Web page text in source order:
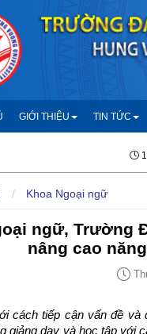
GIỚI THIỆU TIN TỨC
/ Khoa Ngoại ngữ
ngữ, Trường
nâng cao
cách tiếp cận vấn đề và
giảng dạy và học tập với